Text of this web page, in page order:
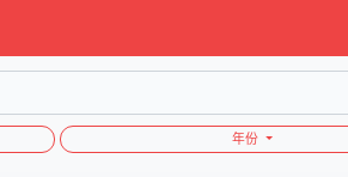
年份